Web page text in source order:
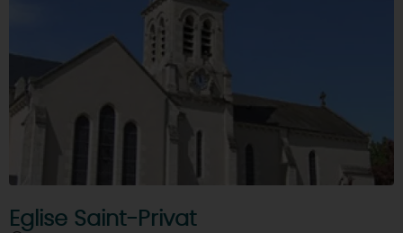
Eglise Saint-Privat